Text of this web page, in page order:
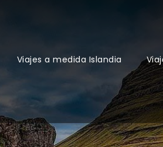
Viajes a medida Islandia